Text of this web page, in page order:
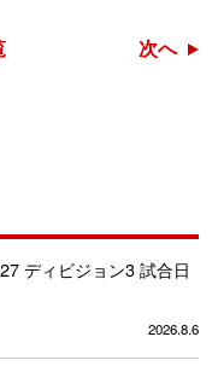
次へ
ディビジョン3 試合日
2026.8.6